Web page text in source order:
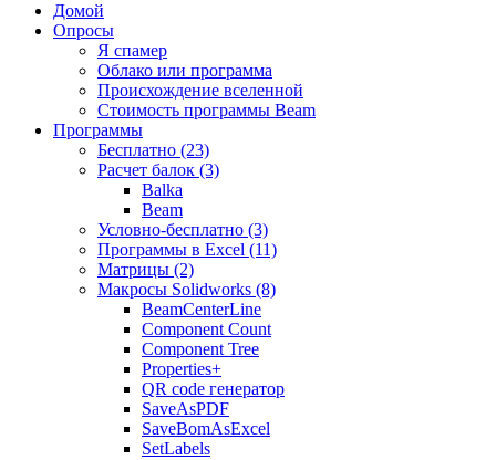
Домой
Опросы
Я спамер
Облако или программа
Происхождение вселенной
Стоимость программы Beam
Программы
Бесплатно (23)
Расчет балок (3)
Balka
Beam
Условно-бесплатно (3)
Программы в Excel (11)
Матрицы (2)
Макросы Solidworks (8)
BeamCenterLine
Component Count
Component Tree
Properties+
QR code генератор
SaveAsPDF
SaveBomAsExcel
SetLabels